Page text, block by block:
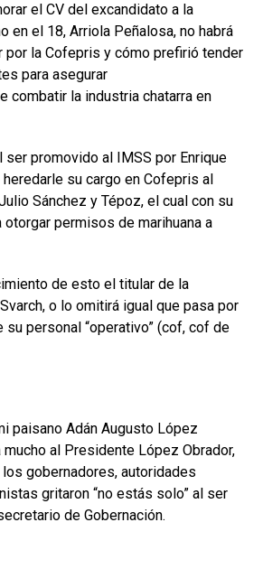
el CV del excandidato a la
en el 18, Arriola Peñalosa, no habrá
por la Cofepris y cómo prefirió tender
para asegurar
combatir la industria chatarra en
ser promovido al IMSS por Enrique
su cargo en Cofepris al
Sánchez y Tépoz, el cual con su
permisos de marihuana a
de esto el titular de la
o lo omitirá igual que pasa por
su personal “operativo” (cof, cof de
paisano Adán Augusto López
mucho al Presidente López Obrador,
gobernadores, autoridades
gritaron “no estás solo” al ser
de Gobernación.